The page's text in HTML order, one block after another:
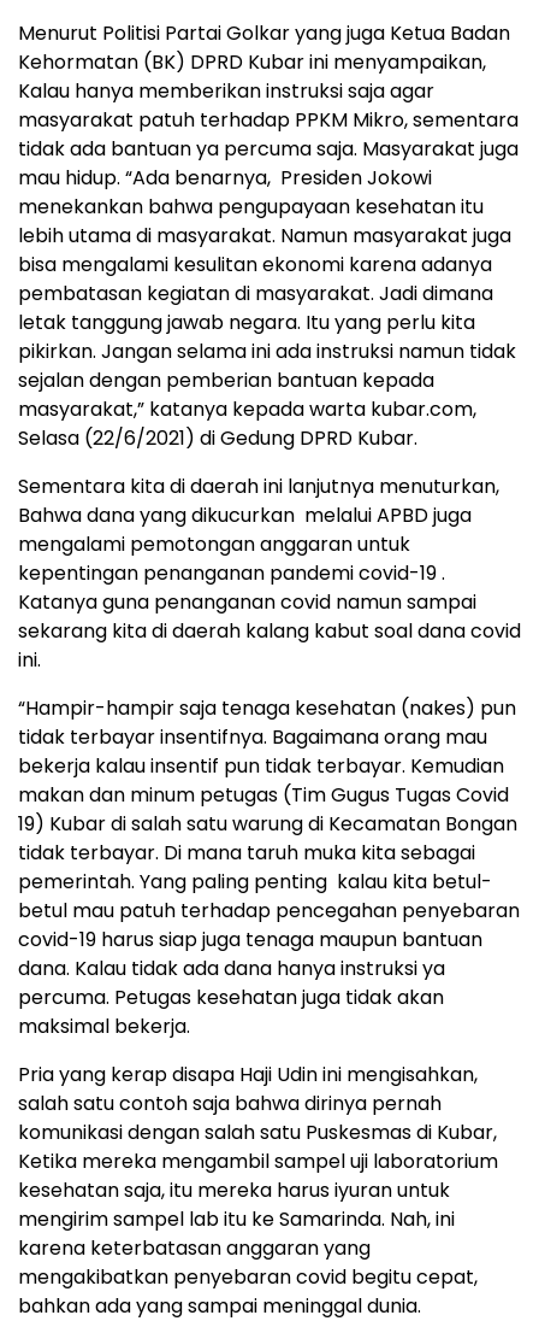
Menurut Politisi Partai Golkar yang juga Ketua Badan
Kehormatan (BK) DPRD Kubar ini menyampaikan,
Kalau hanya memberikan instruksi saja agar
masyarakat patuh terhadap PPKM Mikro, sementara
tidak ada bantuan ya percuma saja. Masyarakat juga
mau hidup. “Ada benarnya, Presiden Jokowi
menekankan bahwa pengupayaan kesehatan itu
lebih utama di masyarakat. Namun masyarakat juga
bisa mengalami kesulitan ekonomi karena adanya
pembatasan kegiatan di masyarakat. Jadi dimana
letak tanggung jawab negara. Itu yang perlu kita
pikirkan. Jangan selama ini ada instruksi namun tidak
sejalan dengan pemberian bantuan kepada
masyarakat,” katanya kepada warta kubar.com,
Selasa (22/6/2021) di Gedung DPRD Kubar.
Sementara kita di daerah ini lanjutnya menuturkan,
Bahwa dana yang dikucurkan melalui APBD juga
mengalami pemotongan anggaran untuk
kepentingan penanganan pandemi covid-19 .
Katanya guna penanganan covid namun sampai
sekarang kita di daerah kalang kabut soal dana covid
ini.
“Hampir-hampir saja tenaga kesehatan (nakes) pun
tidak terbayar insentifnya. Bagaimana orang mau
bekerja kalau insentif pun tidak terbayar. Kemudian
makan dan minum petugas (Tim Gugus Tugas Covid
19) Kubar di salah satu warung di Kecamatan Bongan
tidak terbayar. Di mana taruh muka kita sebagai
pemerintah. Yang paling penting kalau kita betul-
betul mau patuh terhadap pencegahan penyebaran
covid-19 harus siap juga tenaga maupun bantuan
dana. Kalau tidak ada dana hanya instruksi ya
percuma. Petugas kesehatan juga tidak akan
maksimal bekerja.
Pria yang kerap disapa Haji Udin ini mengisahkan,
salah satu contoh saja bahwa dirinya pernah
komunikasi dengan salah satu Puskesmas di Kubar,
Ketika mereka mengambil sampel uji laboratorium
kesehatan saja, itu mereka harus iyuran untuk
mengirim sampel lab itu ke Samarinda. Nah, ini
karena keterbatasan anggaran yang
mengakibatkan penyebaran covid begitu cepat,
bahkan ada yang sampai meninggal dunia.